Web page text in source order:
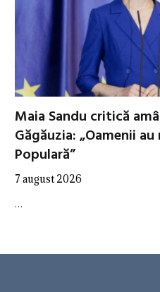
Maia Sandu critică
Găgăuzia: „Oamenii
Populară”
7 august 2026
…